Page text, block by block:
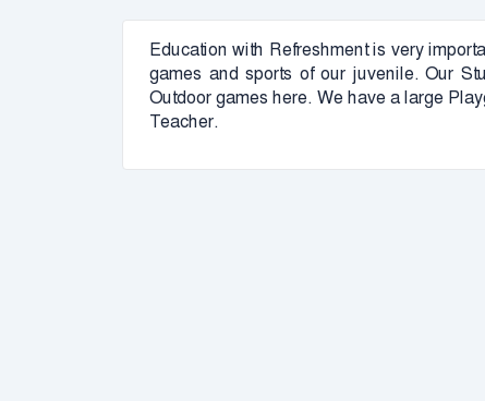
Education with Refreshment is very
games and sports of our juvenile. Our
Outdoor games here. We have a large
Teacher.